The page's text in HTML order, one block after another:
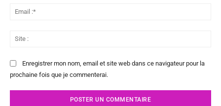
Enregistrer mon nom, email et site web dans ce navigateur pour la
prochaine fois que je commenterai.